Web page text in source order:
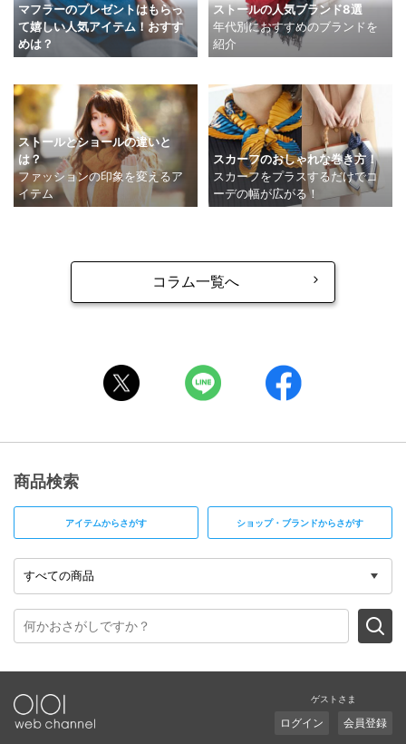
マフラーのプレゼントはもらっ
て嬉しい人気アイテム！おすす
めは？
ストールの人気ブランド8選
年代別におすすめのブランドを
紹介
ストールとショールの違いと
は？
ファッションの印象を変えるア
イテム
スカーフのおしゃれな巻き方！
スカーフをプラスするだけでコ
ーデの幅が広がる！
コラム一覧へ
商品検索
アイテムからさがす ショップ・ブランドからさがす
ゲストさま
ログイン 会員登録